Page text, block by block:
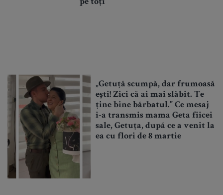
pe toți
„Getuță scumpă, dar frumoasă
ești! Zici că ai mai slăbit. Te
ține bine bărbatul.” Ce mesaj
i-a transmis mama Geta fiicei
sale, Getuța, după ce a venit la
ea cu flori de 8 martie